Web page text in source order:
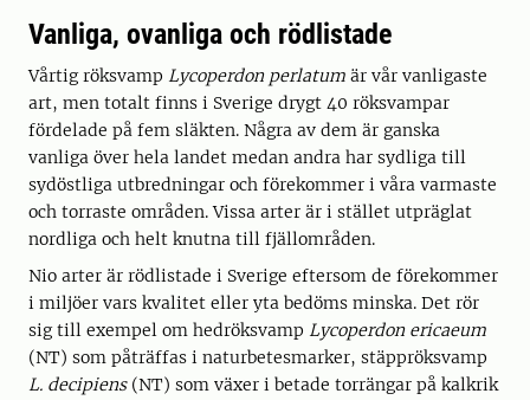
Vanliga, ovanliga och rödlistade
Vårtig röksvamp Lycoperdon perlatum är vår vanligaste
art, men totalt finns i Sverige drygt 40 röksvampar
fördelade på fem släkten. Några av dem är ganska
vanliga över hela landet medan andra har sydliga till
sydöstliga utbredningar och förekommer i våra varmaste
och torraste områden. Vissa arter är i stället utpräglat
nordliga och helt knutna till fjällområden.
Nio arter är rödlistade i Sverige eftersom de förekommer
i miljöer vars kvalitet eller yta bedöms minska. Det rör
sig till exempel om hedröksvamp Lycoperdon ericaeum
(NT) som påträffas i naturbetesmarker, stäppröksvamp
L. decipiens(NT) som växer i betade torrängar på kalkrik